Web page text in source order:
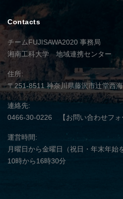
Contacts
チームFUJISAWA2020 事務局
湘南工科大学 地域連携センター
住所
〒251-8511 神奈川県藤沢市辻堂西
連絡先
0466-30-0226
【お問い合わせフォ
運営時間
月曜日から金曜日（祝日・年末年始
10時から16時30分